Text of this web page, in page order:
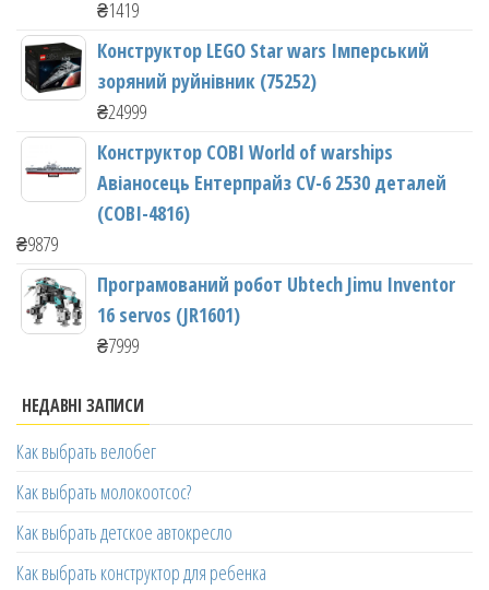
₴1419
Конструктор LEGO Star wars Імперський
зоряний руйнівник (75252)
₴24999
Конструктор COBI World of warships
Авіаносець Ентерпрайз CV-6 2530 деталей
(COBI-4816)
₴9879
Програмований робот Ubtech Jimu Inventor
16 servos (JR1601)
₴7999
НЕДАВНІ ЗАПИСИ
Как выбрать велобег
Как выбрать молокоотсос?
Как выбрать детское автокресло
Как выбрать конструктор для ребенка